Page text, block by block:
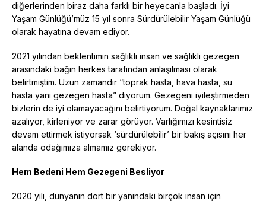
diğerlerinden biraz daha farklı bir heyecanla başladı. İyi
Yaşam Günlüğü’müz 15 yıl sonra Sürdürülebilir Yaşam Günlüğü
olarak hayatına devam ediyor.
2021 yılından beklentimin sağlıklı insan ve sağlıklı gezegen
arasındaki bağın herkes tarafından anlaşılması olarak
belirtmiştim. Uzun zamandır “toprak hasta, hava hasta, su
hasta yani gezegen hasta” diyorum. Gezegeni iyileştirmeden
bizlerin de iyi olamayacağını belirtiyorum. Doğal kaynaklarımız
azalıyor, kirleniyor ve zarar görüyor. Varlığımızı kesintisiz
devam ettirmek istiyorsak ‘sürdürülebilir’ bir bakış açısını her
alanda odağımıza almamız gerekiyor.
Hem Bedeni Hem Gezegeni Besliyor
2020 yılı, dünyanın dört bir yanındaki birçok insan için